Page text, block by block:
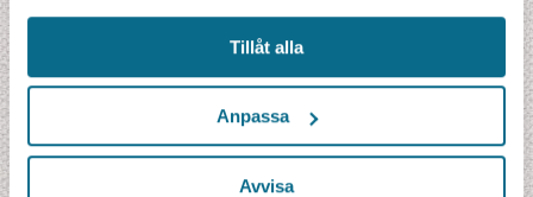
Tillåt alla
Anpassa
Avvisa
1 lunch
Utflykter och transporter med egen privatchaufför enligt program